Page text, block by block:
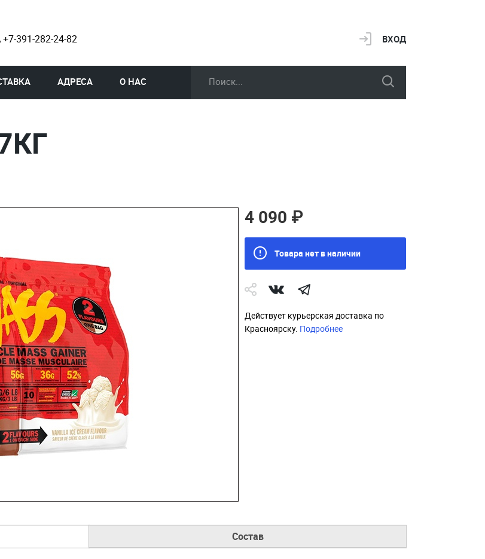
+7-391-282-24-82 ВХОД
АДРЕСА О НАС
4 090 ₽
Товара нет в наличии
Действует курьерская доставка по
Красноярску. Подробнее
Состав